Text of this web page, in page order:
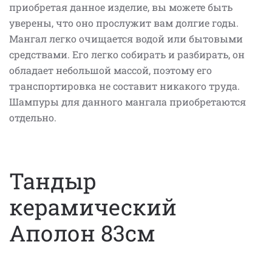
приобретая данное изделие, вы можете быть
уверены, что оно прослужит вам долгие годы.
Мангал легко очищается водой или бытовыми
средствами. Его легко собирать и разбирать, он
обладает небольшой массой, поэтому его
транспортировка не составит никакого труда.
Шампуры для данного мангала приобретаются
отдельно.
Тандыр
керамический
Аполон 83см